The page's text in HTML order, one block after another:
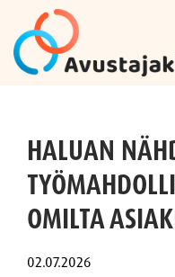
contentHALUAN
OMILTA